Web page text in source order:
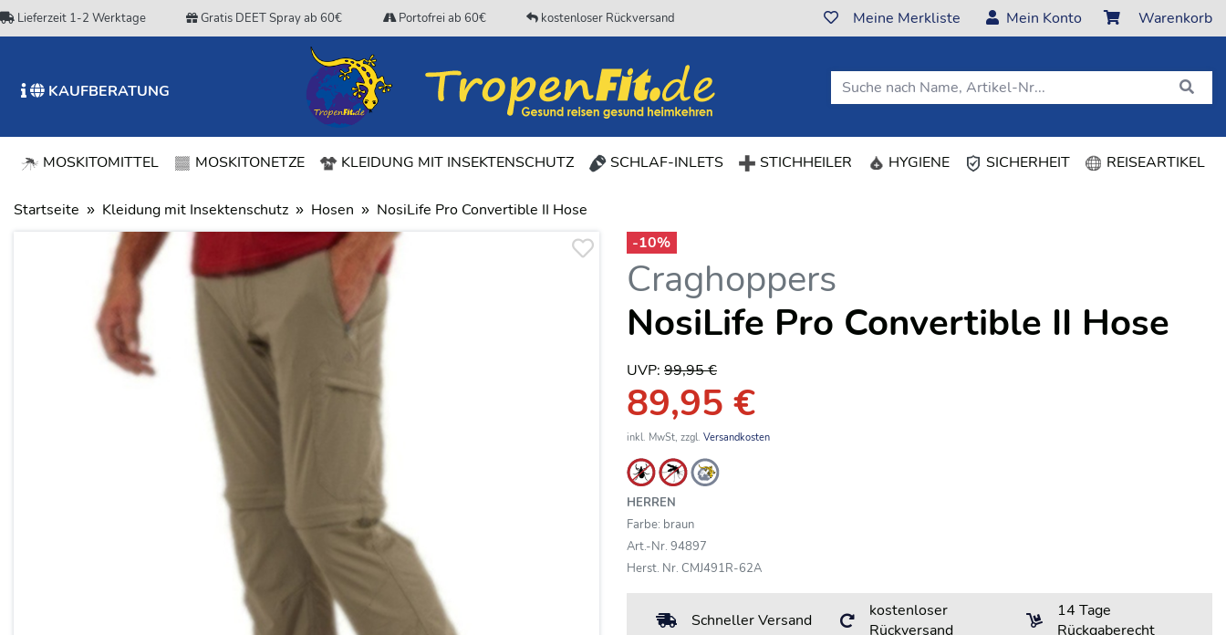
Lieferzeit 1-2 Werktage Gratis DEET Spray ab 60€ Portofrei ab 60€ kostenloser Rückversand Meine Merkliste Mein Konto Warenkorb
KAUFBERATUNG
MOSKITOMITTEL MOSKITONETZE KLEIDUNG MIT INSEKTENSCHUTZ(CURRENT)
SCHLAF-INLETS STICHHEILER HYGIENE SICHERHEIT REISEARTIKEL
Startseite Kleidung mit Insektenschutz Hosen
NosiLife Pro Convertible II Hose
-10%
Craghoppers
NosiLife Pro Convertible II Hose
UVP: 99,95 €
89,95 €
inkl. MwSt, zzgl. Versandkosten
HERREN
Farbe: braun
Art.-Nr. 94897
Herst. Nr. CMJ491R-62A
Schneller Versand
kostenloser
Rückversand
14 Tage
Rückgaberecht